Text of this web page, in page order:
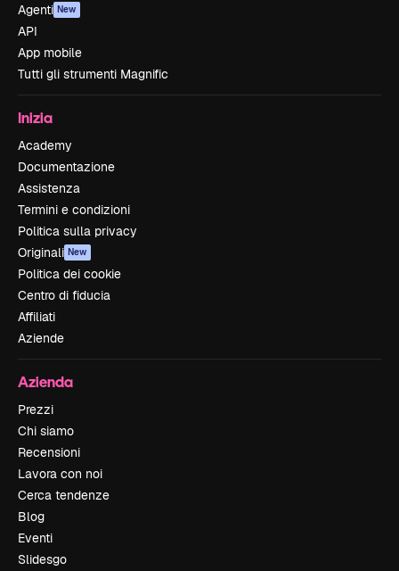
Agenti New
API
App mobile
Tutti gli strumenti Magnific
Inizia
Academy
Documentazione
Assistenza
Termini e condizioni
Politica sulla privacy
Originali New
Politica dei cookie
Centro di fiducia
Affiliati
Aziende
Azienda
Prezzi
Chi siamo
Recensioni
Lavora con noi
Cerca tendenze
Blog
Eventi
Slidesgo